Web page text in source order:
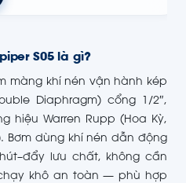
S05 là gì?
màng khí nén vận hành kép
Diaphragm) cổng 1/2″,
hiệu Warren Rupp (Hoa Kỳ,
Bơm dùng khí nén dẫn động
lưu chất, không cần
khô an toàn — phù hợp